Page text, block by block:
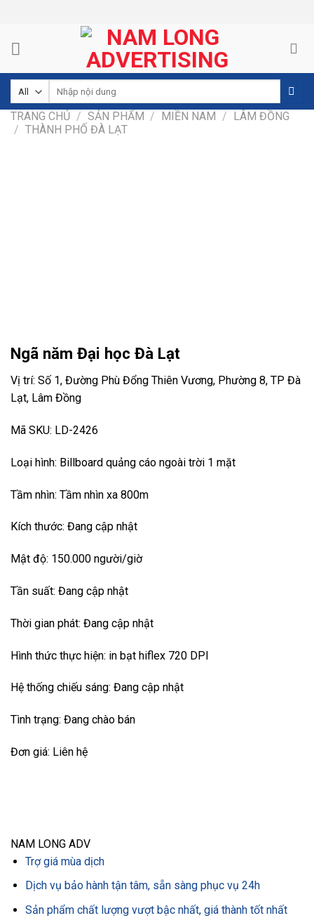
content
Tìm
kiếm:
TRANG CHỦ / SẢN PHẨM / MIỀN NAM / LÂM ĐỒNG
/ THÀNH PHỐ ĐÀ LẠT
Ngã năm Đại học Đà Lạt
Vị trí: Số 1, Đường Phù Đổng Thiên Vương, Phường 8, TP Đà
Lạt, Lâm Đồng
Mã SKU: LD-2426
Loại hình: Billboard quảng cáo ngoài trời 1 mặt
Tầm nhìn: Tầm nhìn xa 800m
Kích thước: Đang cập nhật
Mật độ: 150.000 người/giờ
Tần suất: Đang cập nhật
Thời gian phát: Đang cập nhật
Hình thức thực hiện: in bạt hiflex 720 DPI
Hệ thống chiếu sáng: Đang cập nhật
Tình trạng: Đang chào bán
Đơn giá: Liên hệ
NAM LONG ADV
Trợ giá mùa dịch
Dịch vụ bảo hành tận tâm, sẵn sàng phục vụ 24h
Sản phẩm chất lượng vượt bậc nhất, giá thành tốt nhất